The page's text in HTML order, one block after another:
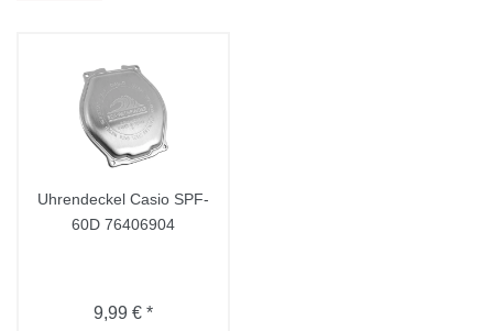
Uhrendeckel Casio SPF-
60D 76406904
9,99 € *